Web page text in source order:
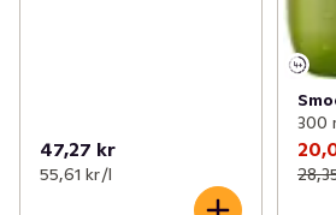
47,27 kr
55,61 kr /l
300